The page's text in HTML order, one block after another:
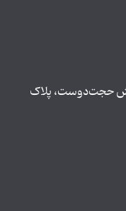
نبش حجت‌دوست، پلاک